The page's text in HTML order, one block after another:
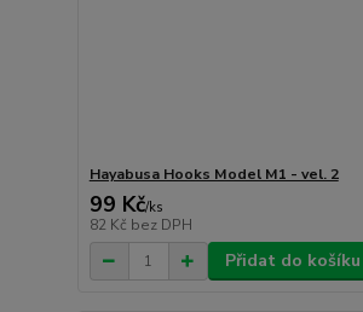
Hayabusa Hooks Model M1 - vel. 2
99 Kč/ks
82 Kč bez DPH
Přidat do košíku